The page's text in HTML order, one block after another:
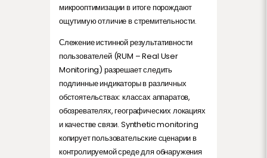
микрооптимизации в итоге порождают
ощутимую отличие в стремительности.
Слежение истинной результативности
пользователей (RUM – Real User
Monitoring) разрешает следить
подлинные индикаторы в различных
обстоятельствах: классах аппаратов,
обозревателях, географических локациях
и качестве связи. Synthetic monitoring
копирует пользовательские сценарии в
контролируемой среде для обнаружения